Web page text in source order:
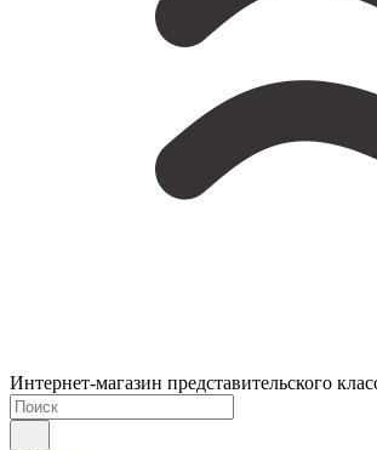
Интернет-магазин представительского